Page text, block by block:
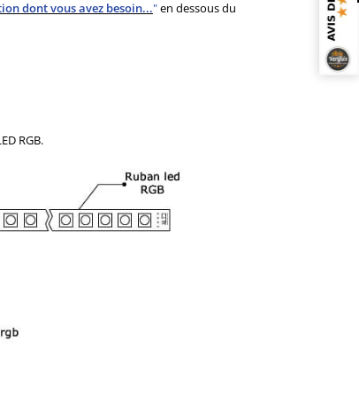
dont vous avez besoin..."en dessous du
RGB.